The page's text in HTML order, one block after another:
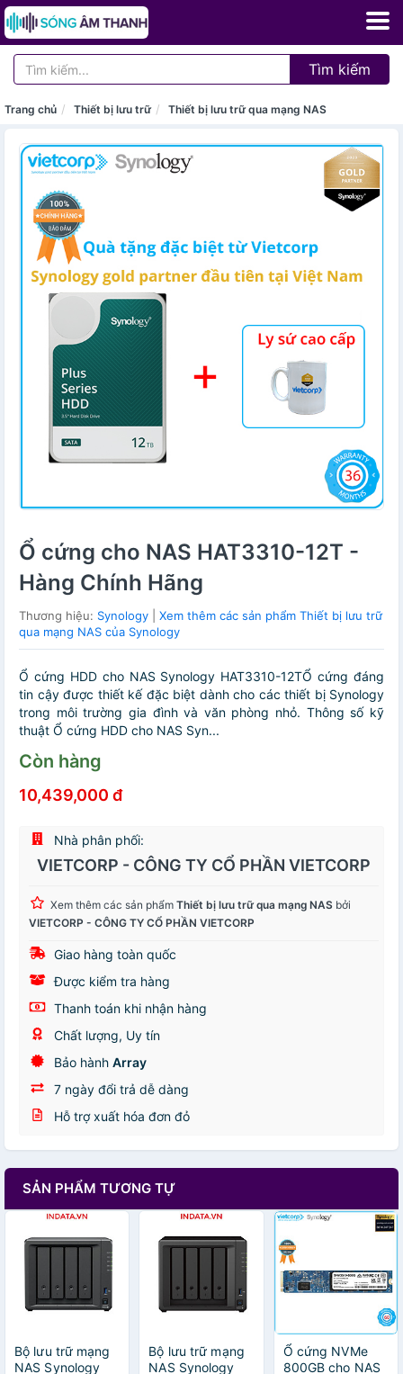
Tìm kiếm
Trang chủ Thiết bị lưu trữ Thiết bị lưu trữ qua mạng NAS
Ổ cứng cho NAS HAT3310-12T -
Hàng Chính Hãng
Thương hiệu: Synology
Xem thêm các sản phẩm Thiết bị lưu trữ
qua mạng NAS của Synology
Ổ cứng HDD cho NAS Synology HAT3310-12TỔ cứng đáng
tin cậy được thiết kế đặc biệt dành cho các thiết bị Synology
trong môi trường gia đình và văn phòng nhỏ. Thông số kỹ
thuật Ổ cứng HDD cho NAS Syn...
Còn hàng
10,439,000 đ
Nhà phân phối:
VIETCORP - CÔNG TY CỔ PHẦN VIETCORP
Xem thêm các sản phẩm Thiết bị lưu trữ qua mạng NAS bởi
VIETCORP - CÔNG TY CỔ PHẦN VIETCORP
Giao hàng toàn quốc
Được kiểm tra hàng
Thanh toán khi nhận hàng
Chất lượng, Uy tín
Bảo hành Array
7 ngày đổi trả dễ dàng
Hỗ trợ xuất hóa đơn đỏ
SẢN PHẨM TƯƠNG TỰ
Bộ lưu trữ mạng
NAS Synology
Bộ lưu trữ mạng
NAS Synology
Ổ cứng NVMe
800GB cho NAS